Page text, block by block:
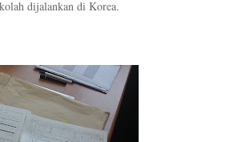
dijalankan di Korea.